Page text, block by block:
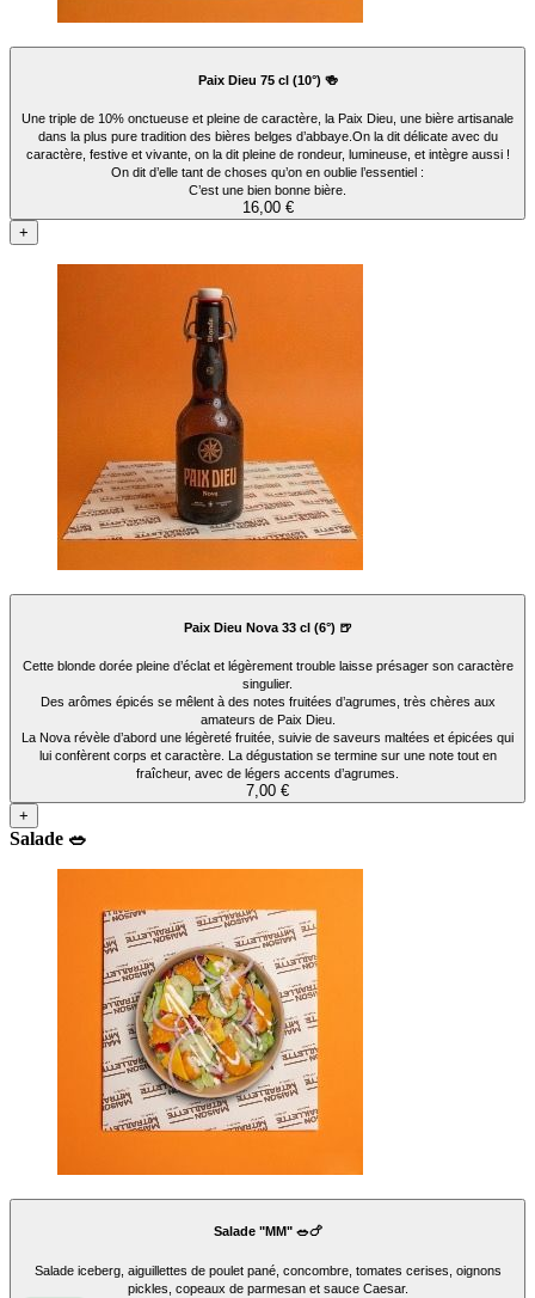
Paix Dieu 75 cl (10°) 🍻
Une triple de 10% onctueuse et pleine de caractère, la Paix Dieu, une bière artisanale
dans la plus pure tradition des bières belges d’abbaye.On la dit délicate avec du
caractère, festive et vivante, on la dit pleine de rondeur, lumineuse, et intègre aussi !
On dit d’elle tant de choses qu’on en oublie l’essentiel :
C’est une bien bonne bière.
16,00 €
+
Paix Dieu Nova 33 cl (6°) 🍺
Cette blonde dorée pleine d’éclat et légèrement trouble laisse présager son caractère
singulier.
Des arômes épicés se mêlent à des notes fruitées d’agrumes, très chères aux
amateurs de Paix Dieu.
La Nova révèle d’abord une légèreté fruitée, suivie de saveurs maltées et épicées qui
lui confèrent corps et caractère. La dégustation se termine sur une note tout en
fraîcheur, avec de légers accents d’agrumes.
7,00 €
+
Salade 🥗
Salade "MM" 🥗🍗
Salade iceberg, aiguillettes de poulet pané, concombre, tomates cerises, oignons
pickles, copeaux de parmesan et sauce Caesar.